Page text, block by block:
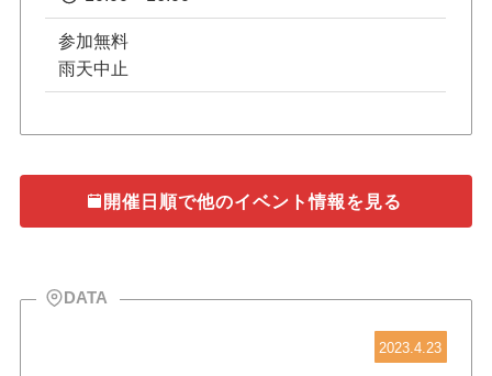
参加無料
雨天中止
開催日順で他のイベント情報を見る
DATA
2023.4.23